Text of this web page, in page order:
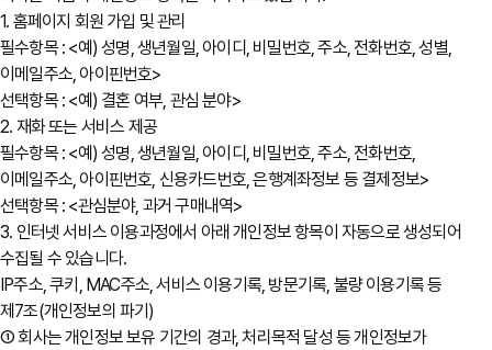
1. 홈페이지 회원 가입 및 관리
필수항목 : <예) 성명, 생년월일, 아이디, 비밀번호, 주소, 전화번호, 성별,
이메일주소, 아이핀번호>
선택항목 : <예) 결혼 여부, 관심 분야>
2. 재화 또는 서비스 제공
필수항목 : <예) 성명, 생년월일, 아이디, 비밀번호, 주소, 전화번호,
이메일주소, 아이핀번호, 신용카드번호, 은행계좌정보 등 결제정보>
선택항목 : <관심분야, 과거 구매내역>
3. 인터넷 서비스 이용과정에서 아래 개인정보 항목이 자동으로 생성되어
수집될 수 있습니다.
IP주소, 쿠키, MAC주소, 서비스 이용기록, 방문기록, 불량 이용기록 등
제7조(개인정보의 파기)
① 회사는 개인정보 보유 기간의 경과, 처리목적 달성 등 개인정보가